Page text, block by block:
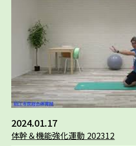
2024.01.17
体幹＆機能強化運動 202312